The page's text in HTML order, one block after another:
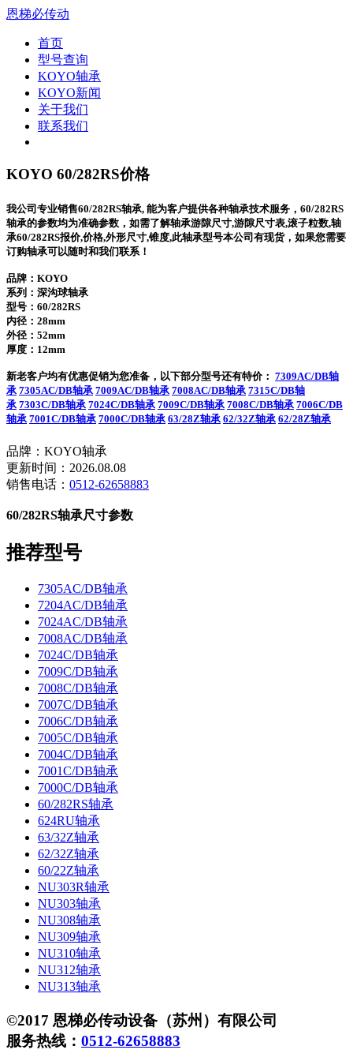
恩梯必传动
首页
型号查询
KOYO轴承
KOYO新闻
关于我们
联系我们
KOYO 60/282RS价格
我公司专业销售60/282RS轴承, 能为客户提供各种轴承技术服务，60/282RS
轴承的参数均为准确参数，如需了解轴承游隙尺寸,游隙尺寸表,滚子粒数,轴
承60/282RS报价,价格,外形尺寸,锥度,此轴承型号本公司有现货，如果您需要
订购轴承可以随时和我们联系！
品牌：KOYO
系列：深沟球轴承
型号： 60/282RS
内径：28mm
外径：52mm
厚度：12mm
新老客户均有优惠促销为您准备，以下部分型号还有特价： 7309AC/DB轴
承 7305AC/DB轴承 7009AC/DB轴承 7008AC/DB轴承 7315C/DB轴
承 7303C/DB轴承 7024C/DB轴承 7009C/DB轴承 7008C/DB轴承 7006C/DB
轴承 7001C/DB轴承 7000C/DB轴承 63/28Z轴承 62/32Z轴承 62/28Z轴承
品牌：KOYO轴承
更新时间：2026.08.08
销售电话： 0512-62658883
60/282RS轴承尺寸参数
推荐型号
7305AC/DB轴承
7204AC/DB轴承
7024AC/DB轴承
7008AC/DB轴承
7024C/DB轴承
7009C/DB轴承
7008C/DB轴承
7007C/DB轴承
7006C/DB轴承
7005C/DB轴承
7004C/DB轴承
7001C/DB轴承
7000C/DB轴承
60/282RS轴承
624RU轴承
63/32Z轴承
62/32Z轴承
60/22Z轴承
NU303R轴承
NU303轴承
NU308轴承
NU309轴承
NU310轴承
NU312轴承
NU313轴承
©2017 恩梯必传动设备（苏州）有限公司
服务热线： 0512-62658883